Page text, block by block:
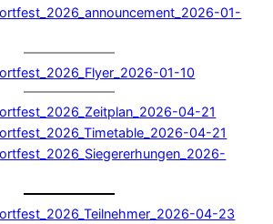
01-
01-10
04-21
04-21
04-23